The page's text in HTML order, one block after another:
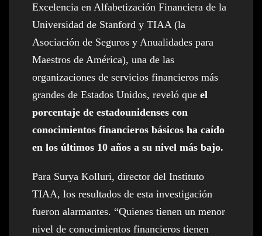
Excelencia en Alfabetización Financiera de la
Universidad de Stanford y TIAA (la
Asociación de Seguros y Anualidades para
Maestros de América), una de las
organizaciones de servicios financieros más
grandes de Estados Unidos, reveló que el
porcentaje de estadounidenses con
conocimientos financieros básicos ha caído
en los últimos 10 años a su nivel más bajo.
Para Surya Kolluri, director del Instituto
TIAA, los resultados de esta investigación
fueron alarmantes. “Quienes tienen un menor
nivel de conocimientos financieros tienen